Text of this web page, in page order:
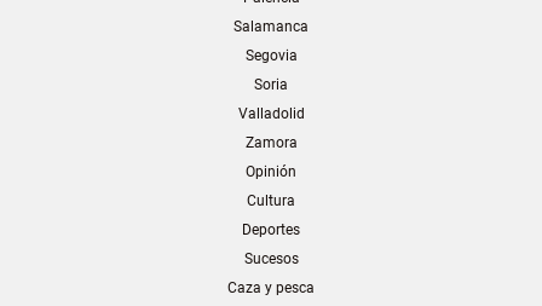
Salamanca
Segovia
Soria
Valladolid
Zamora
Opinión
Cultura
Deportes
Sucesos
Caza y pesca